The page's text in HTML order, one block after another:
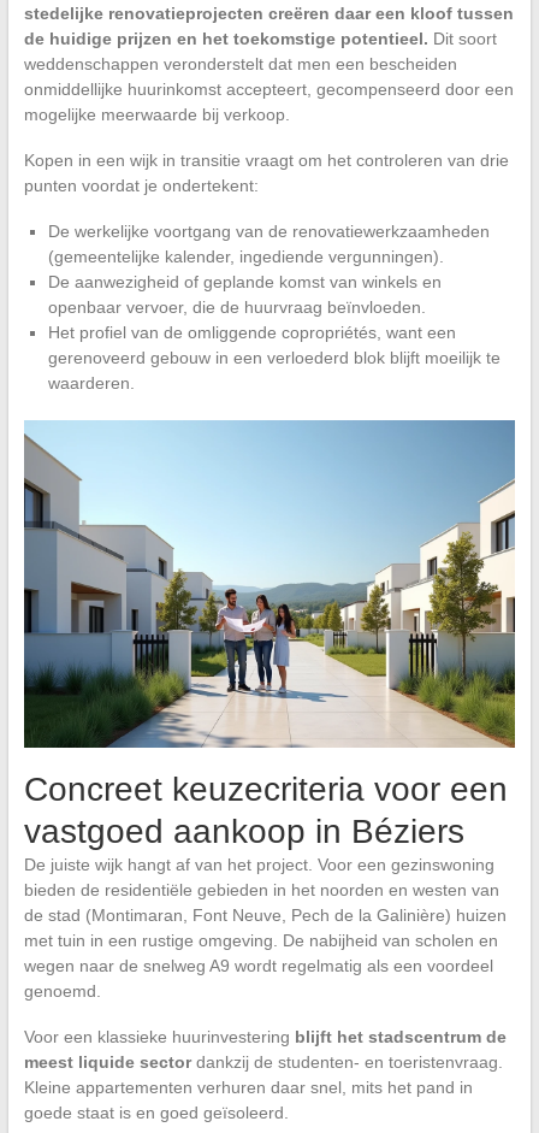
stedelijke renovatieprojecten creëren daar een kloof tussen
de huidige prijzen en het toekomstige potentieel. Dit soort
weddenschappen veronderstelt dat men een bescheiden
onmiddellijke huurinkomst accepteert, gecompenseerd door een
mogelijke meerwaarde bij verkoop.
Kopen in een wijk in transitie vraagt om het controleren van drie
punten voordat je ondertekent:
De werkelijke voortgang van de renovatiewerkzaamheden
(gemeentelijke kalender, ingediende vergunningen).
De aanwezigheid of geplande komst van winkels en
openbaar vervoer, die de huurvraag beïnvloeden.
Het profiel van de omliggende copropriétés, want een
gerenoveerd gebouw in een verloederd blok blijft moeilijk te
waarderen.
Concreet keuzecriteria voor een
vastgoed aankoop in Béziers
De juiste wijk hangt af van het project. Voor een gezinswoning
bieden de residentiële gebieden in het noorden en westen van
de stad (Montimaran, Font Neuve, Pech de la Galinière) huizen
met tuin in een rustige omgeving. De nabijheid van scholen en
wegen naar de snelweg A9 wordt regelmatig als een voordeel
genoemd.
Voor een klassieke huurinvestering blijft het stadscentrum de
meest liquide sectordankzij de studenten- en toeristenvraag.
Kleine appartementen verhuren daar snel, mits het pand in
goede staat is en goed geïsoleerd.